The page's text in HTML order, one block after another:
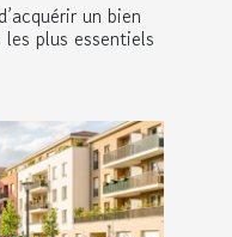
un bien
plus essentiels